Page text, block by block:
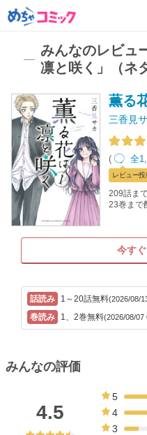
みんなのレビュ
凛と咲く」（ネ
薫る
三香見
( 全
レビュー
209話ま
23巻まで
今す
1～20話無料(2026/08/
1、2巻無料(2026/08/07
みんなの評価
4.5
5
4
3